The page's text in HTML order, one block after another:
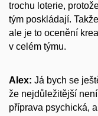
trochu loterie,
tým poskládají.
ale je to ocenění
v celém týmu.
Alex: Já bych se
že nejdůležitější
příprava psychická,